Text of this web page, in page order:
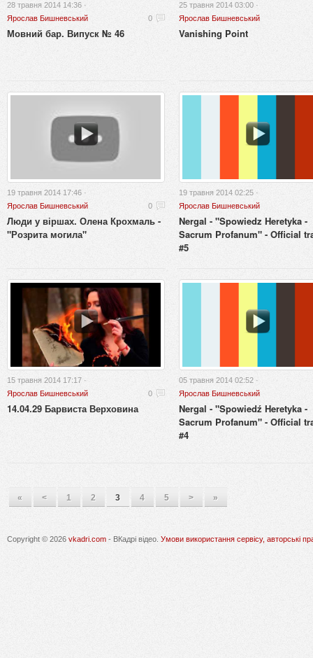
28 травня 2014 14:36 ·
Ярослав Бишневський
0
Мовний бар. Випуск № 46
25 травня 2014 03:00 ·
Ярослав Бишневський
Vanishing Point
19 травня 2014 17:46 ·
Ярослав Бишневський
0
Люди у віршах. Олена Крохмаль -
"Розрита могила"
19 травня 2014 02:25 ·
Ярослав Бишневський
Nergal - "Spowiedz Heretyka -
Sacrum Profanum" - Official
#5
15 травня 2014 17:17 ·
Ярослав Бишневський
0
14.04.29 Барвиста Верховина
05 травня 2014 02:52 ·
Ярослав Бишневський
Nergal - "Spowiedź Heretyka -
Sacrum Profanum" - Official
#4
« < 1 2 3 4 5 > »
Copyright © 2026 vkadri.com - ВКадрі відео. Умови використання сервісу, авторські